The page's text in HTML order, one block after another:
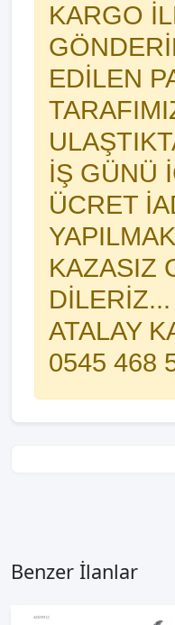
KARGO
EDİLEN
İŞ GÜNÜ
ÜCRET
KAZASIZ
DİLERİZ...
ATALAY
0545 468
Benzer İlanlar